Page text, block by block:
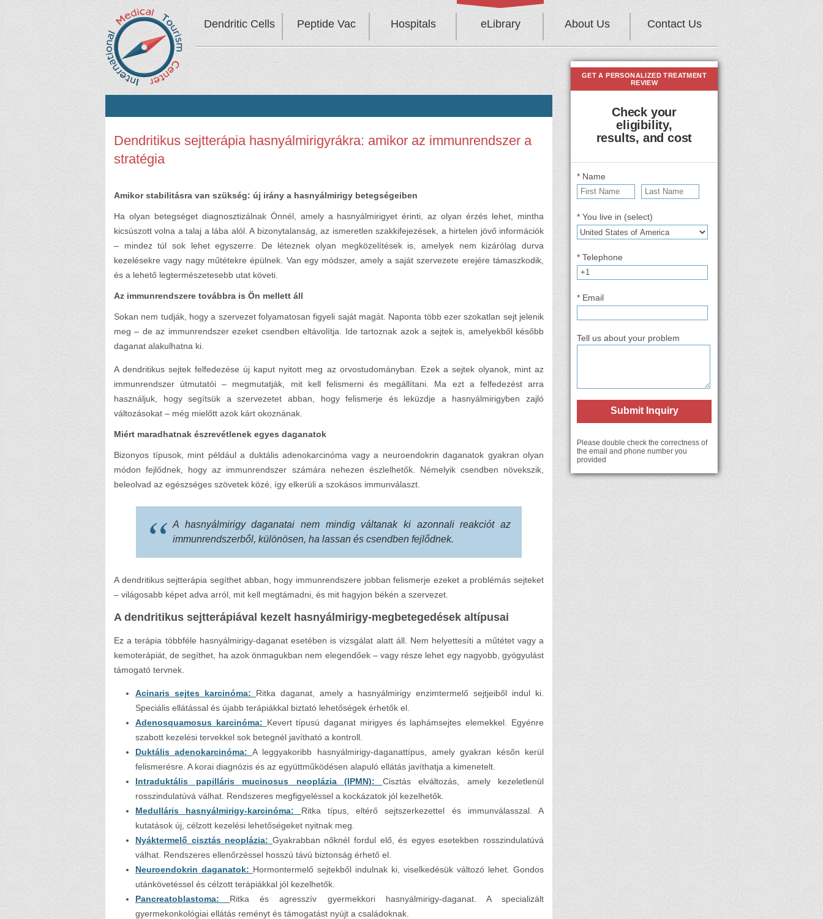
Dendritic Cells Peptide Vac Hospitals eLibrary About Us Contact Us
Dendritikus sejtterápia hasnyálmirigyrákra: amikor az immunrendszer a
stratégia
Amikor stabilitásra van szükség: új irány a hasnyálmirigy betegségeiben
Ha olyan betegséget diagnosztizálnak Önnél, amely a hasnyálmirigyet érinti, az olyan érzés lehet, mintha
kicsúszott volna a talaj a lába alól. A bizonytalanság, az ismeretlen szakkifejezések, a hirtelen jövő információk
– mindez túl sok lehet egyszerre. De léteznek olyan megközelítések is, amelyek nem kizárólag durva
kezelésekre vagy nagy műtétekre épülnek. Van egy módszer, amely a saját szervezete erejére támaszkodik,
és a lehető legtermészetesebb utat követi.
Az immunrendszere továbbra is Ön mellett áll
Sokan nem tudják, hogy a szervezet folyamatosan figyeli saját magát. Naponta több ezer szokatlan sejt jelenik
meg – de az immunrendszer ezeket csendben eltávolítja. Ide tartoznak azok a sejtek is, amelyekből később
daganat alakulhatna ki.
A dendritikus sejtek felfedezése új kaput nyitott meg az orvostudományban. Ezek a sejtek olyanok, mint az
immunrendszer útmutatói – megmutatják, mit kell felismerni és megállítani. Ma ezt a felfedezést arra
használjuk, hogy segítsük a szervezetet abban, hogy felismerje és leküzdje a hasnyálmirigyben zajló
változásokat – még mielőtt azok kárt okoznának.
Miért maradhatnak észrevétlenek egyes daganatok
Bizonyos típusok, mint például a duktális adenokarcinóma vagy a neuroendokrin daganatok gyakran olyan
módon fejlődnek, hogy az immunrendszer számára nehezen észlelhetők. Némelyik csendben növekszik,
beleolvad az egészséges szövetek közé, így elkerüli a szokásos immunválaszt.
A hasnyálmirigy daganatai nem mindig váltanak ki azonnali reakciót az
immunrendszerből, különösen, ha lassan és csendben fejlődnek.
A dendritikus sejtterápia segíthet abban, hogy immunrendszere jobban felismerje ezeket a problémás sejteket
– világosabb képet adva arról, mit kell megtámadni, és mit hagyjon békén a szervezet.
A dendritikus sejtterápiával kezelt hasnyálmirigy-megbetegedések altípusai
Ez a terápia többféle hasnyálmirigy-daganat esetében is vizsgálat alatt áll. Nem helyettesíti a műtétet vagy a
kemoterápiát, de segíthet, ha azok önmagukban nem elegendőek – vagy része lehet egy nagyobb, gyógyulást
támogató tervnek.
Acinaris sejtes karcinóma:
Ritka daganat, amely a hasnyálmirigy enzimtermelő sejtjeiből indul ki.
Speciális ellátással és újabb terápiákkal biztató lehetőségek érhetők el.
Adenosquamosus karcinóma: Kevert típusú daganat mirigyes és laphámsejtes elemekkel. Egyénre
szabott kezelési tervekkel sok betegnél javítható a kontroll.
Duktális adenokarcinóma: A leggyakoribb hasnyálmirigy-daganattípus, amely gyakran későn kerül
felismerésre. A korai diagnózis és az együttműködésen alapuló ellátás javíthatja a kimenetelt.
Intraduktális papilláris mucinosus neoplázia (IPMN):
Cisztás elváltozás, amely kezeletlenül
rosszindulatúvá válhat. Rendszeres megfigyeléssel a kockázatok jól kezelhetők.
Medulláris hasnyálmirigy-karcinóma:
Ritka típus, eltérő sejtszerkezettel és immunválasszal. A
kutatások új, célzott kezelési lehetőségeket nyitnak meg.
Nyáktermelő cisztás neoplázia: Gyakrabban nőknél fordul elő, és egyes esetekben rosszindulatúvá
válhat. Rendszeres ellenőrzéssel hosszú távú biztonság érhető el.
Neuroendokrin daganatok: Hormontermelő sejtekből indulnak ki, viselkedésük változó lehet. Gondos
utánkövetéssel és célzott terápiákkal jól kezelhetők.
Pancreatoblastoma:
Ritka és agresszív gyermekkori hasnyálmirigy-daganat. A specializált
gyermekonkológiai ellátás reményt és támogatást nyújt a családoknak.
GET A PERSONALIZED TREATMENT
REVIEW
Check your
eligibility,
results, and cost
* Name
* You live in (select)
* Telephone
* Email
Tell us about your problem
Submit Inquiry
Please double check the correctness of
the email and phone number you
provided